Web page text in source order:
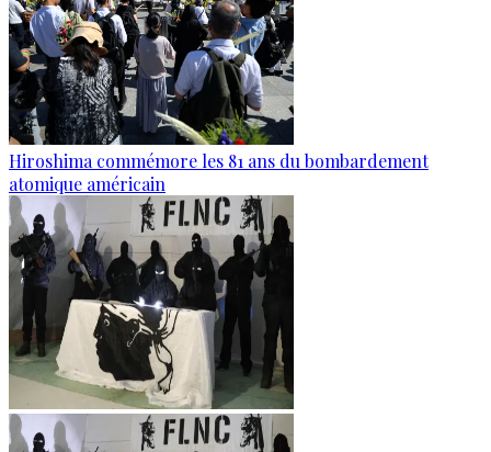
Hiroshima commémore les 81 ans du bombardement
atomique américain